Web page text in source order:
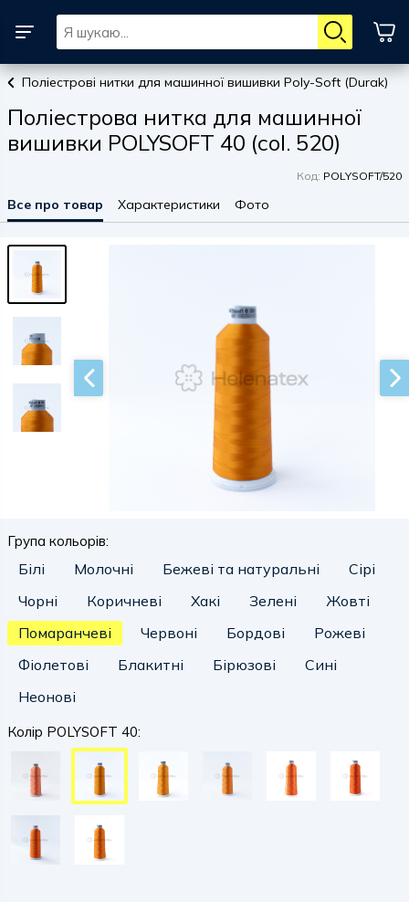
Поліестрові нитки для машинної вишивки Poly-Soft (Durak)
Поліестрова нитка для машинної
вишивки POLYSOFT 40 (col. 520)
Код: POLYSOFT/520
Все про товар Характеристики Фото
Група кольорів:
Білі Молочні Бежеві та натуральні
Сірі
Чорні
Коричневі Хакі Зелені
Жовті
Помаранчеві
Червоні Бордові
Рожеві
Фіолетові
Блакитні Бірюзові
Сині
Неонові
Колір POLYSOFT 40: